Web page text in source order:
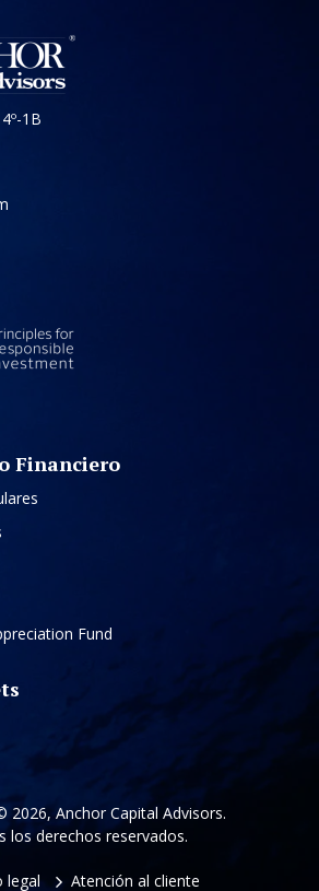
1B
Financiero
Fund
2026, Anchor Capital Advisors.
los derechos reservados.
legal Atención al cliente